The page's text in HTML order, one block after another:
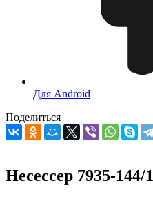
Для Android
Поделиться
Несессер 7935-144/1